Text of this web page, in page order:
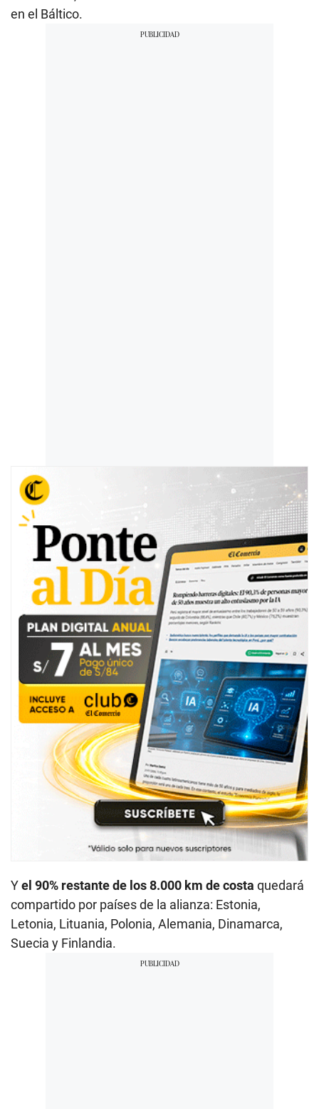
en el Báltico.
Yel 90% restante de los 8.000 km de costa quedará
compartido por países de la alianza: Estonia,
Letonia, Lituania, Polonia, Alemania, Dinamarca,
Suecia y Finlandia.